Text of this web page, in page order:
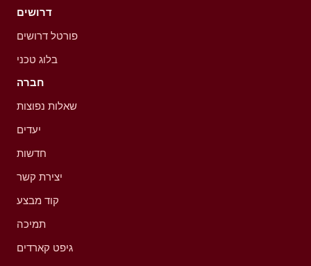
דרושים
פורטל דרושים
בלוג טכני
חברה
שאלות נפוצות
יעדים
חדשות
יצירת קשר
קוד מבצע
תמיכה
גיפט קארדים